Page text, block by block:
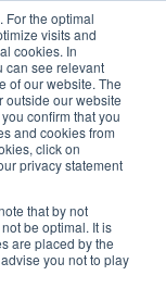
For the optimal
visits and
cookies. In
can see relevant
of our website. The
outside our website
confirm that you
and cookies from
click on
privacy statement
that by not
be optimal. It is
are placed by the
you not to play